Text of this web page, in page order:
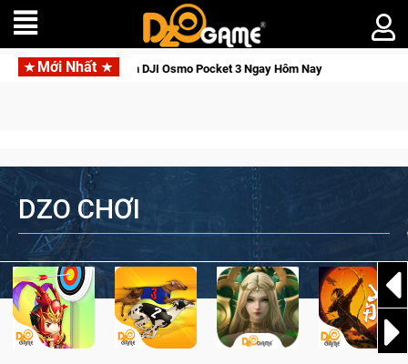
Mới Nhất
Tỉnh, Săn DJI Osmo Pocket 3 Ngay Hôm Nay
DZO CHƠI